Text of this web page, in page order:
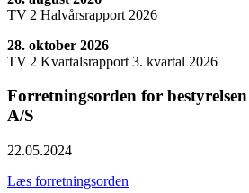
TV 2 Halvårsrapport 2026
28. oktober 2026
TV 2 Kvartalsrapport 3. kvartal 2026
Forretningsorden for
A/S
22.05.2024
Læs forretningsorden